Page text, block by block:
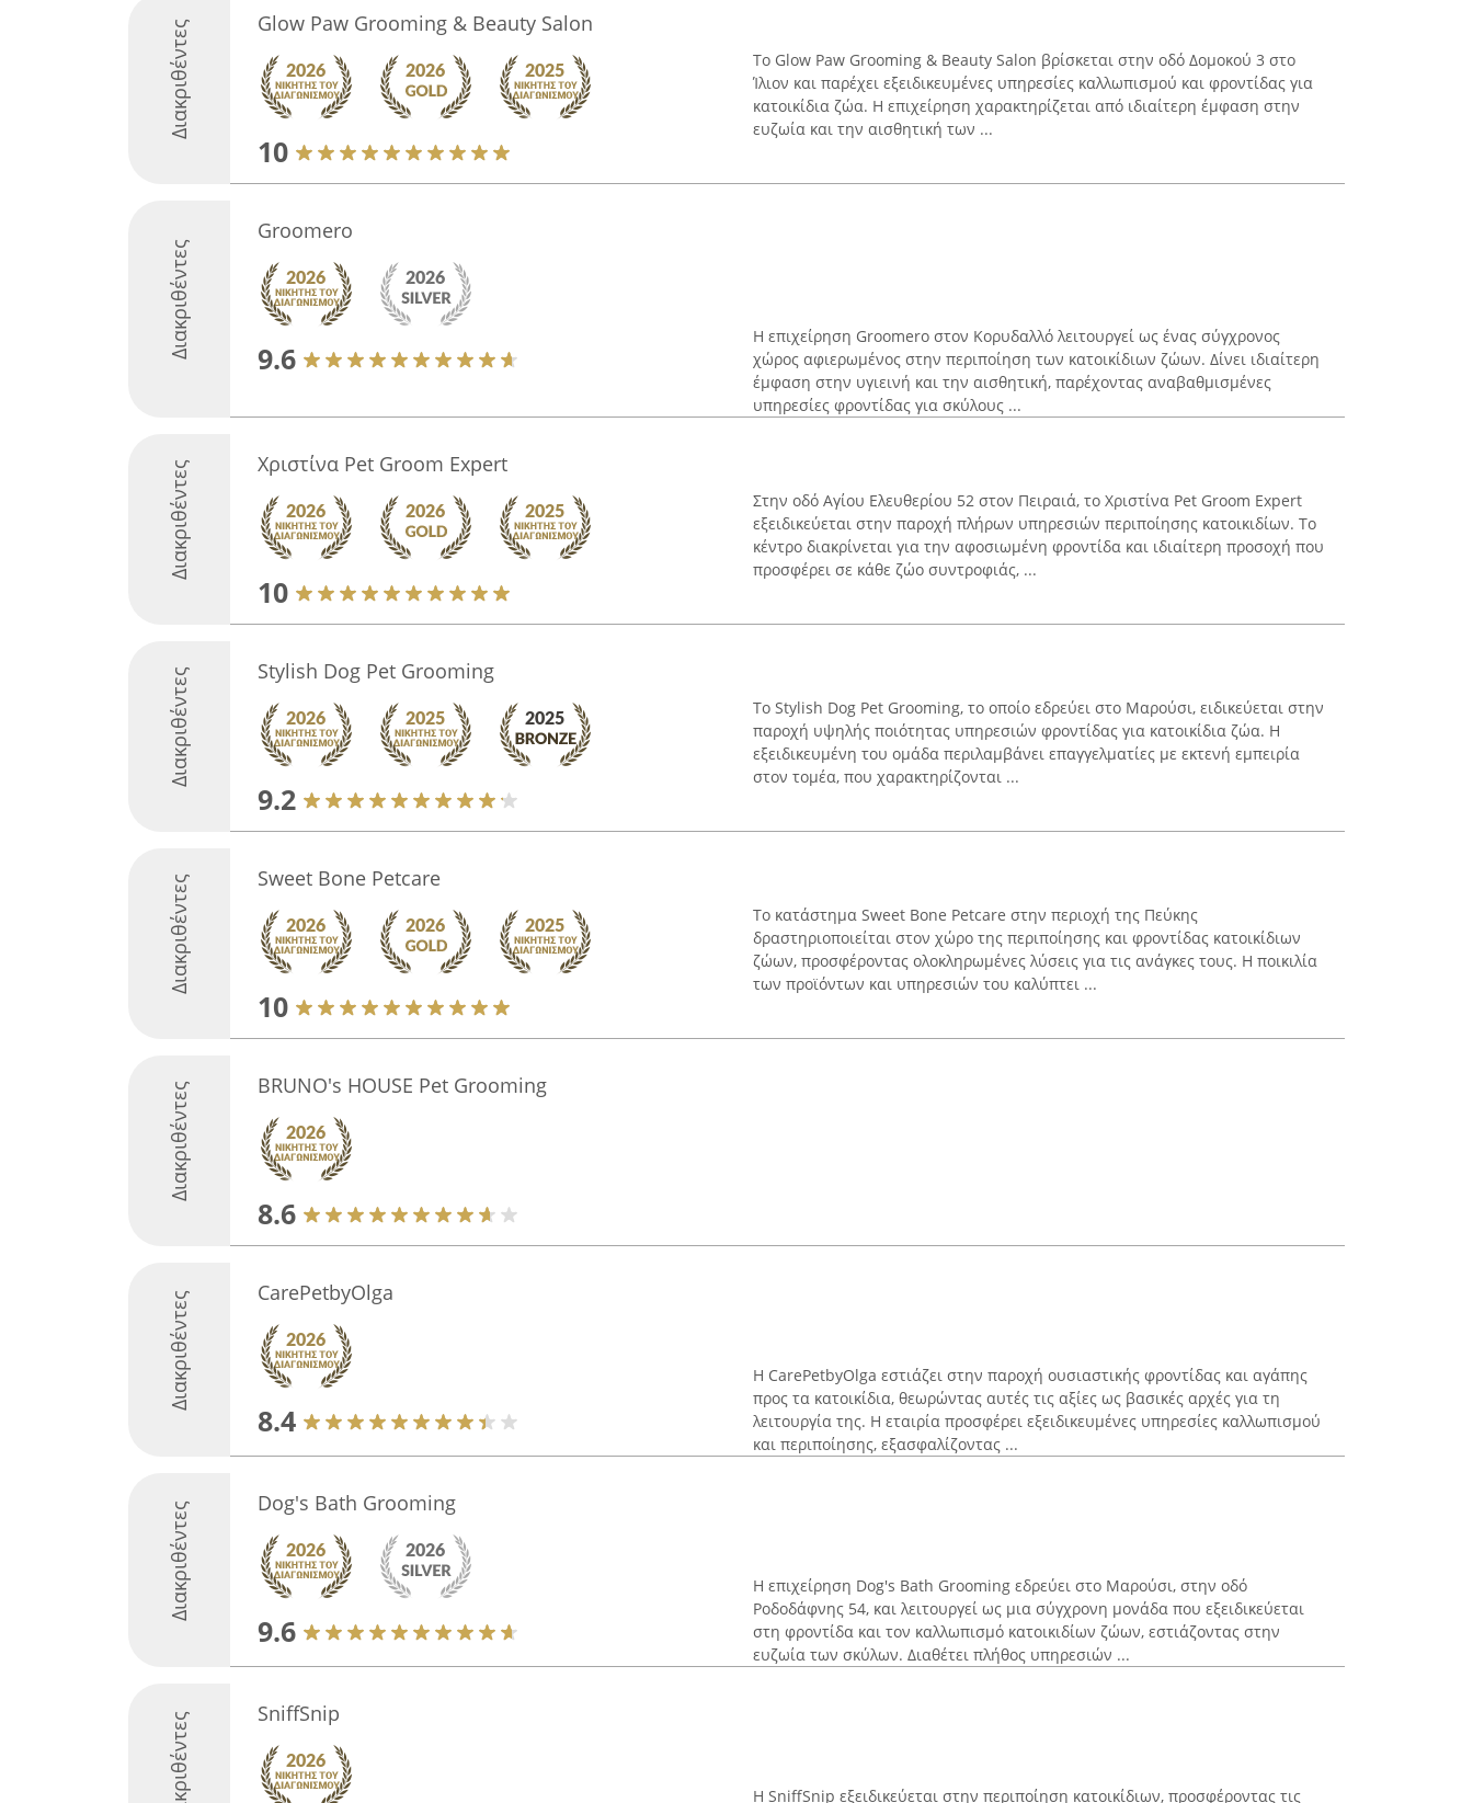
Διακριθέντες Glow Paw Grooming & Beauty Salon
10
Το Glow Paw Grooming & Beauty Salon βρίσκεται στην οδό Δομοκού 3 στο
Ίλιον και παρέχει εξειδικευμένες υπηρεσίες καλλωπισμού και φροντίδας για
κατοικίδια ζώα. Η επιχείρηση χαρακτηρίζεται από ιδιαίτερη έμφαση στην
ευζωία και την αισθητική των ...
Διακριθέντες
Groomero
9.6
Η επιχείρηση Groomero στον Κορυδαλλό λειτουργεί ως ένας σύγχρονος
χώρος αφιερωμένος στην περιποίηση των κατοικίδιων ζώων. Δίνει ιδιαίτερη
έμφαση στην υγιεινή και την αισθητική, παρέχοντας αναβαθμισμένες
υπηρεσίες φροντίδας για σκύλους ...
Διακριθέντες Χριστίνα Pet Groom Expert
10
Στην οδό Αγίου Ελευθερίου 52 στον Πειραιά, το Χριστίνα Pet Groom Expert
εξειδικεύεται στην παροχή πλήρων υπηρεσιών περιποίησης κατοικιδίων. Το
κέντρο διακρίνεται για την αφοσιωμένη φροντίδα και ιδιαίτερη προσοχή που
προσφέρει σε κάθε ζώο συντροφιάς, ...
Διακριθέντες Stylish Dog Pet Grooming
9.2
Το Stylish Dog Pet Grooming, το οποίο εδρεύει στο Μαρούσι, ειδικεύεται στην
παροχή υψηλής ποιότητας υπηρεσιών φροντίδας για κατοικίδια ζώα. Η
εξειδικευμένη του ομάδα περιλαμβάνει επαγγελματίες με εκτενή εμπειρία
στον τομέα, που χαρακτηρίζονται ...
Διακριθέντες Sweet Bone Petcare
10
Το κατάστημα Sweet Bone Petcare στην περιοχή της Πεύκης
δραστηριοποιείται στον χώρο της περιποίησης και φροντίδας κατοικίδιων
ζώων, προσφέροντας ολοκληρωμένες λύσεις για τις ανάγκες τους. Η ποικιλία
των προϊόντων και υπηρεσιών του καλύπτει ...
Διακριθέντες BRUNO's HOUSE Pet Grooming
8.6
Διακριθέντες CarePetbyOlga
8.4
Η CarePetbyOlga εστιάζει στην παροχή ουσιαστικής φροντίδας και αγάπης
προς τα κατοικίδια, θεωρώντας αυτές τις αξίες ως βασικές αρχές για τη
λειτουργία της. Η εταιρία προσφέρει εξειδικευμένες υπηρεσίες καλλωπισμού
και περιποίησης, εξασφαλίζοντας ...
Διακριθέντες Dog's Bath Grooming
9.6
Η επιχείρηση Dog's Bath Grooming εδρεύει στο Μαρούσι, στην οδό
Ροδοδάφνης 54, και λειτουργεί ως μια σύγχρονη μονάδα που εξειδικεύεται
στη φροντίδα και τον καλλωπισμό κατοικιδίων ζώων, εστιάζοντας στην
ευζωία των σκύλων. Διαθέτει πλήθος υπηρεσιών ...
Διακριθέντες SniffSnip
Η SniffSnip εξειδικεύεται στην περιποίηση κατοικίδιων, προσφέροντας τις